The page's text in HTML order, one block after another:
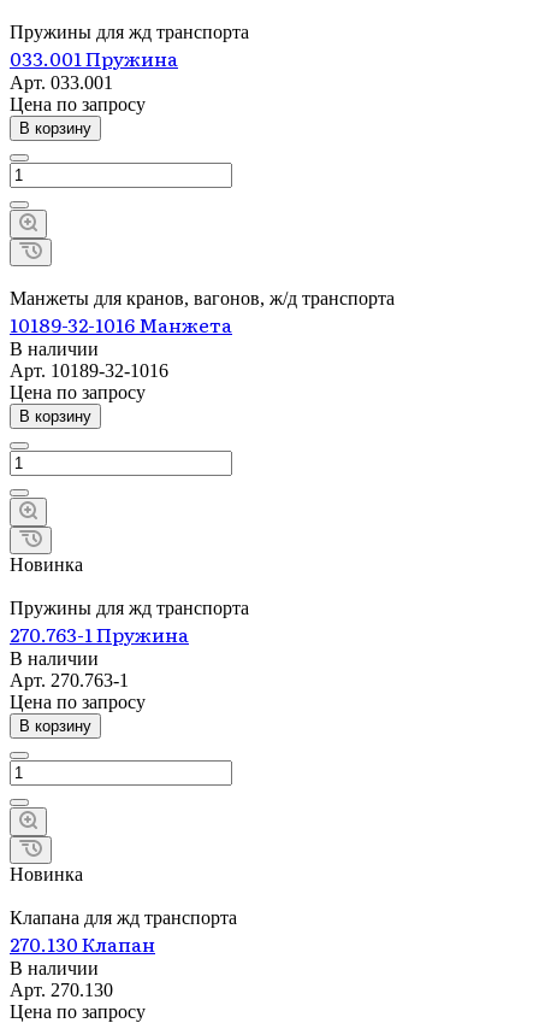
Пружины для жд транспорта
033.001 Пружина
Арт. 033.001
Цена по запросу
В корзину
Манжеты для кранов, вагонов, ж/д транспорта
10189-32-1016 Манжета
В наличии
Арт. 10189-32-1016
Цена по запросу
В корзину
Новинка
Пружины для жд транспорта
270.763-1 Пружина
В наличии
Арт. 270.763-1
Цена по запросу
В корзину
Новинка
Клапана для жд транспорта
270.130 Клапан
В наличии
Арт. 270.130
Цена по запросу